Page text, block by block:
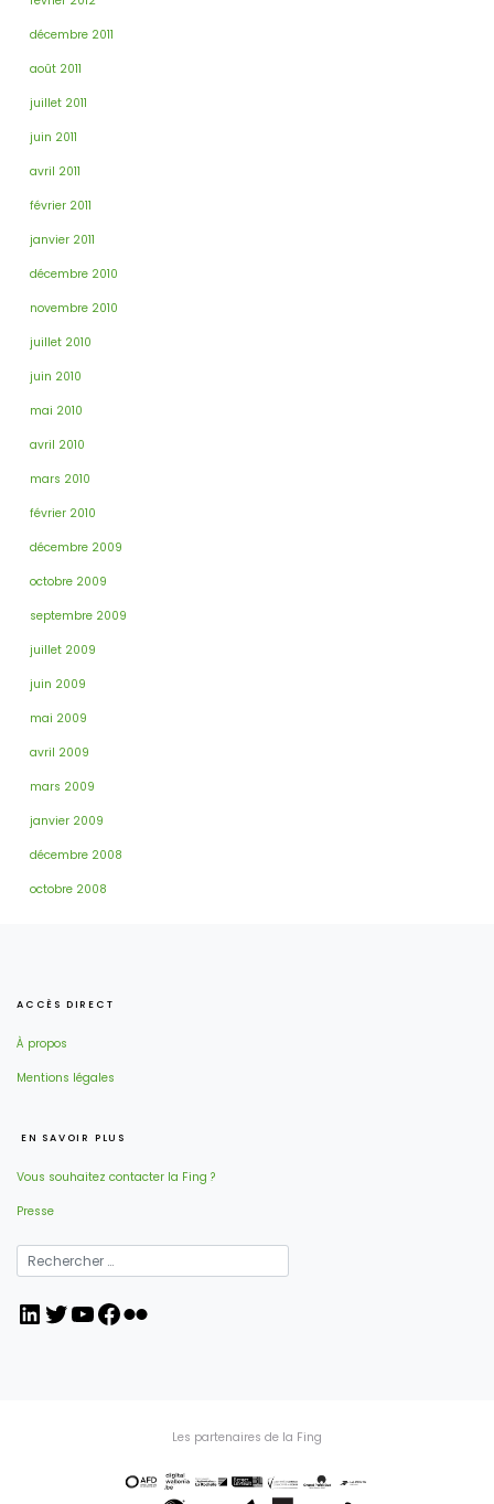
décembre 2011
août 2011
juillet 2011
juin 2011
avril 2011
février 2011
janvier 2011
décembre 2010
novembre 2010
juillet 2010
juin 2010
mai 2010
avril 2010
mars 2010
février 2010
décembre 2009
octobre 2009
septembre 2009
juillet 2009
juin 2009
mai 2009
avril 2009
mars 2009
janvier 2009
décembre 2008
octobre 2008
ACCÈS DIRECT
À propos
Mentions légales
EN SAVOIR PLUS
Vous souhaitez contacter la Fing ?
Presse
LinkedIn
Twitter
YouTube
Facebook
Flickr
Les partenaires de la Fing